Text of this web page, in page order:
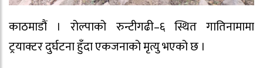
काठमाडौं । रोल्पाको रुन्टीगढी–६ स्थित गातिनामामा
ट्रयाक्टर दुर्घटना हुँदा एकजनाको मृत्यु भएको छ ।